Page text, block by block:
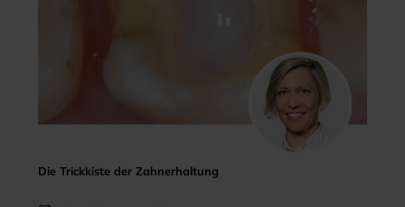
Die Trickkiste der Zahnerhaltung